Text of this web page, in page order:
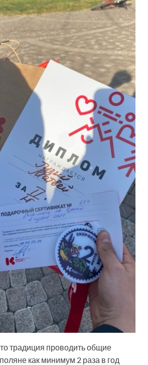
традиция проводить общие
как минимум 2 раза в год